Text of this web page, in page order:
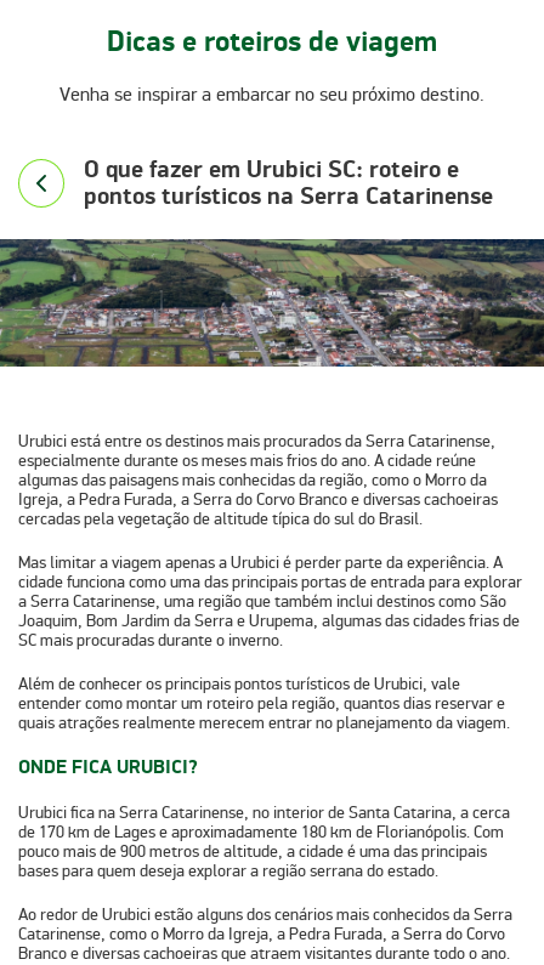
Dicas e roteiros de viagem
Venha se inspirar a embarcar no seu próximo destino.
O que fazer em Urubici SC: roteiro e
pontos turísticos na Serra Catarinense
Urubici está entre os destinos mais procurados daSerra Catarinense,
especialmente durante os meses mais frios do ano. A cidade reúne
algumas das paisagens mais conhecidas da região, como oMorro da
Igreja, aPedra Furada, aSerra do Corvo Brancoe diversas cachoeiras
cercadas pela vegetação de altitude típica do sul do Brasil.
Mas limitar a viagem apenas a Urubici é perder parte da experiência. A
cidade funciona como uma das principais portas de entrada para explorar
a Serra Catarinense, uma região que também inclui destinos comoSão
Joaquim, Bom Jardim da Serra e Urupema, algumas das cidades frias de
SC mais procuradas durante o inverno.
Além de conhecer os principais pontos turísticos de Urubici, vale
entender como montar um roteiro pela região, quantos dias reservar e
quais atrações realmente merecem entrar no planejamento da viagem.
ONDE FICA URUBICI?
Urubici fica naSerra Catarinense, no interior de Santa Catarina, a cerca
de 170 km de Lagese aproximadamente 180 km de Florianópolis. Com
pouco mais de 900 metros de altitude, a cidade é uma das principais
bases para quem deseja explorar a região serrana do estado.
Ao redor de Urubici estão alguns dos cenários mais conhecidos da Serra
Catarinense, como oMorro da Igreja, aPedra Furada, aSerra do Corvo
Brancoe diversas cachoeiras que atraem visitantes durante todo o ano.